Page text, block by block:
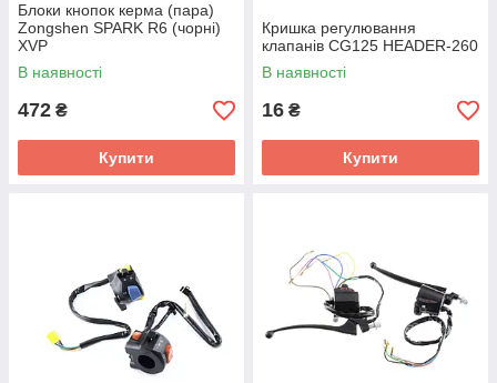
Блоки кнопок керма (пара)
Zongshen SPARK R6 (чорні)
XVP
В наявності
472 ₴
Купити
Кришка регулювання
клапанів CG125 HEADER-260
В наявності
16 ₴
Купити